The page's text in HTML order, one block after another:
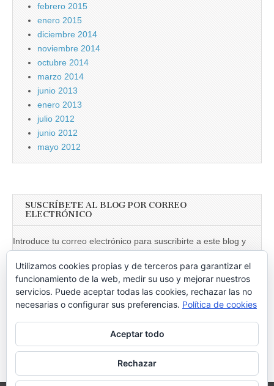
febrero 2015
enero 2015
diciembre 2014
noviembre 2014
octubre 2014
marzo 2014
junio 2013
enero 2013
julio 2012
junio 2012
mayo 2012
SUSCRÍBETE AL BLOG POR CORREO
ELECTRÓNICO
Introduce tu correo electrónico para suscribirte a este blog y
Dirección
de
email
Únete a otros 246 suscriptores
Utilizamos cookies propias y de terceros para garantizar el
funcionamiento de la web, medir su uso y mejorar nuestros
servicios. Puede aceptar todas las cookies, rechazar las no
necesarias o configurar sus preferencias. Política de cookies
Aceptar todo
Rechazar